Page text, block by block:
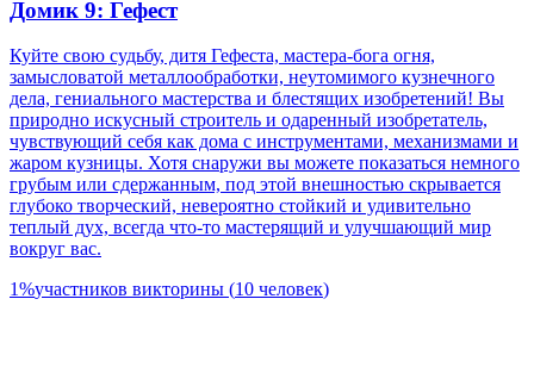
Домик 9: Гефест
Куйте свою судьбу, дитя Гефеста, мастера-бога огня,
замысловатой металлообработки, неутомимого кузнечного
дела, гениального мастерства и блестящих изобретений! Вы
природно искусный строитель и одаренный изобретатель,
чувствующий себя как дома с инструментами, механизмами и
жаром кузницы. Хотя снаружи вы можете показаться немного
грубым или сдержанным, под этой внешностью скрывается
глубоко творческий, невероятно стойкий и удивительно
теплый дух, всегда что-то мастерящий и улучшающий мир
вокруг вас.
1%участников викторины (10 человек)